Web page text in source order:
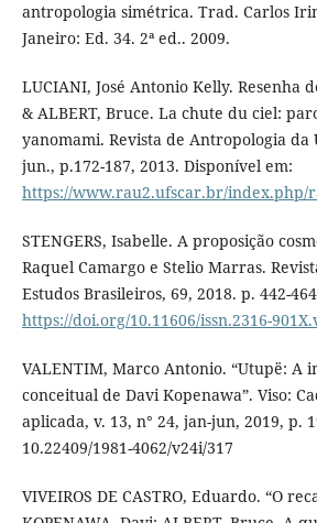
antropologia simétrica. Trad. Carlos
Janeiro: Ed. 34. 2ª ed.. 2009.
LUCIANI, José Antonio Kelly. Resenha
& ALBERT, Bruce. La chute du ciel:
yanomami. Revista de Antropologia da
jun., p.172-187, 2013. Disponível em:
https://www.rau2.ufscar.br/index.php/
STENGERS, Isabelle. A proposição
Raquel Camargo e Stelio Marras.
Estudos Brasileiros, 69, 2018. p. 442-
https://doi.org/10.11606/issn.2316-
VALENTIM, Marco Antonio. “Utupë: A
conceitual de Davi Kopenawa”. Viso:
aplicada, v. 13, n° 24, jan-jun, 2019, p.
10.22409/1981-4062/v24i/317
VIVEIROS DE CASTRO, Eduardo. “O